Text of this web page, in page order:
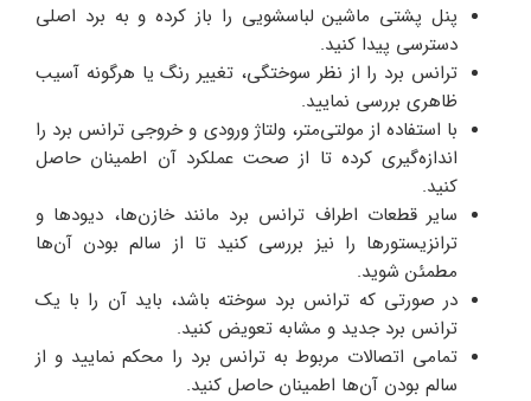
پنل پشتی ماشین لباسشویی را باز کرده و به برد اصلی
دسترسی پیدا کنید.
ترانس برد را از نظر سوختگی، تغییر رنگ یا هرگونه آسیب
ظاهری بررسی نمایید.
با استفاده از مولتی‌متر، ولتاژ ورودی و خروجی ترانس برد را
اندازه‌گیری کرده تا از صحت عملکرد آن اطمینان حاصل
کنید.
سایر قطعات اطراف ترانس برد مانند خازن‌ها، دیودها و
ترانزیستورها را نیز بررسی کنید تا از سالم بودن آن‌ها
مطمئن شوید.
در صورتی که ترانس برد سوخته باشد، باید آن را با یک
ترانس برد جدید و مشابه تعویض کنید.
تمامی اتصالات مربوط به ترانس برد را محکم نمایید و از
سالم بودن آن‌ها اطمینان حاصل کنید.